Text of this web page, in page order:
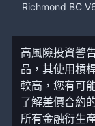
Richmond BC
高風險投資警
品，其使用槓
較高，您有可
了解差價合約
所有金融衍生